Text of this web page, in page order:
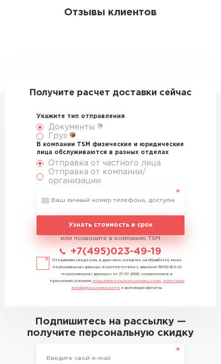
Отзывы клиентов
Получите расчет доставки сейчас
Укажите тип отправления
Документы
Груз
В компании TSM физические и юридические
лица обслуживаются в разных отделах
Отправка от частного лица
Отправка от компании/
организации
Узнать стоимость и срок
или позвоните в компанию TSM
+7(495)023-49-19
Отправляя сведения, я даю свое согласие на обработку моих
персональных данных в соответствии с законом №152-ФЗ «О
персональных данных» от 27.07.2006, ознакомился и
принимаю условия пользовательского соглашения
политики
конфиденциальности и договора оферты.
Подпишитесь на рассылку —
получите персональную скидку